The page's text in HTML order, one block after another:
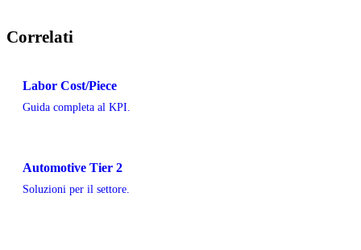
Correlati
Labor Cost/Piece
Guida completa al KPI.
Automotive Tier 2
Soluzioni per il settore.